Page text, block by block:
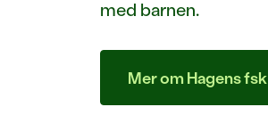
med barnen.
Mer om Hagens fsk